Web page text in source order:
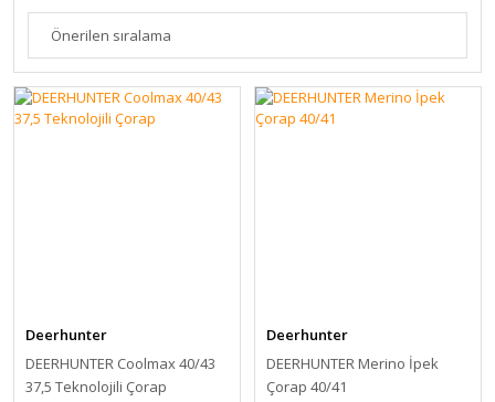
Deerhunter
DEERHUNTER Coolmax 40/43
37,5 Teknolojili Çorap
Deerhunter
DEERHUNTER Merino İpek
Çorap 40/41